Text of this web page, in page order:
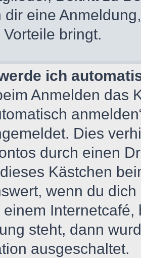
dir eine
bringt.
ich
Anmelden das
Dies
durch einen
Kästchen
wenn du
steht, dann
ausgeschaltet.